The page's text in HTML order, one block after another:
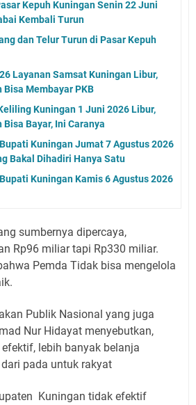
Kepuh Kuningan Senin 22 Juni
Kembali Turun
dan Telur Turun di Pasar Kepuh
Layanan Samsat Kuningan Libur,
Bisa Membayar PKB
Kuningan 1 Juni 2026 Libur,
Bayar, Ini Caranya
Kuningan Jumat 7 Agustus 2026
Bakal Dihadiri Hanya Satu
Kuningan Kamis 6 Agustus 2026
sumbernya dipercaya,
Rp96 miliar tapi Rp330 miliar.
Pemda Tidak bisa mengelola
Publik Nasional yang juga
Nur Hidayat menyebutkan,
lebih banyak belanja
pada untuk rakyat
Kuningan tidak efektif